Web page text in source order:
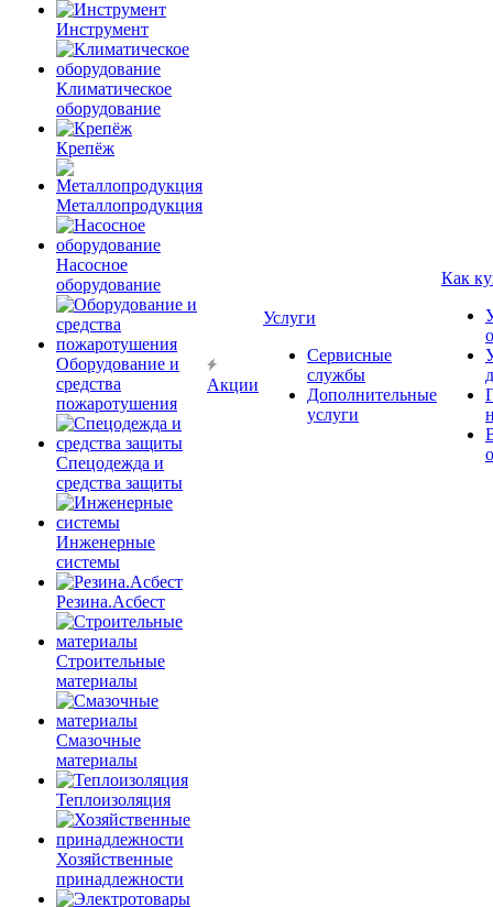
Инструмент
Климатическое
оборудование
Крепёж
Металлопродукция
Насосное
оборудование
Оборудование и
средства
пожаротушения
Спецодежда и
средства защиты
Инженерные
системы
Резина.Асбест
Строительные
материалы
Смазочные
материалы
Теплоизоляция
Хозяйственные
принадлежности
Акции
Услуги
Сервисные
службы
Дополнительные
услуги
Как